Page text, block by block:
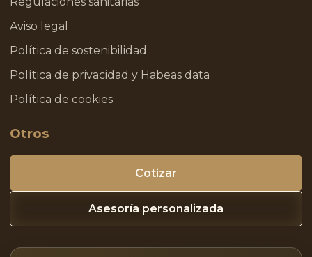
Aviso legal
Política de sostenibilidad
Política de privacidad y Habeas data
Política de cookies
Otros
Cotizar
Asesoría personalizada